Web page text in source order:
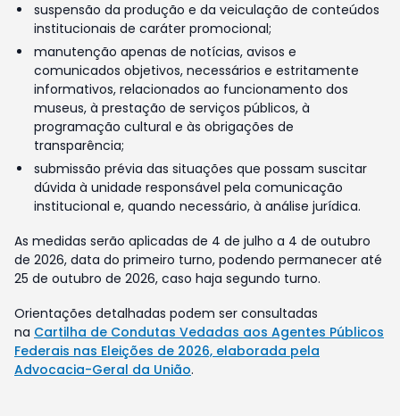
suspensão da produção e da veiculação de conteúdos
institucionais de caráter promocional;
manutenção apenas de notícias, avisos e
comunicados objetivos, necessários e estritamente
informativos, relacionados ao funcionamento dos
museus, à prestação de serviços públicos, à
programação cultural e às obrigações de
transparência;
submissão prévia das situações que possam suscitar
dúvida à unidade responsável pela comunicação
institucional e, quando necessário, à análise jurídica.
As medidas serão aplicadas de 4 de julho a 4 de outubro
de 2026, data do primeiro turno, podendo permanecer até
25 de outubro de 2026, caso haja segundo turno.
Orientações detalhadas podem ser consultadas
na Cartilha de Condutas Vedadas aos Agentes Públicos
Federais nas Eleições de 2026, elaborada pela
Advocacia-Geral da União.